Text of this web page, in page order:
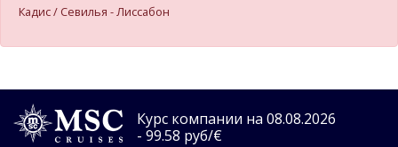
Кадиc / Севилья - Лиссабон
Курс компании на 08.08.2026
- 99.58 руб/€